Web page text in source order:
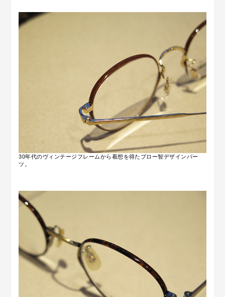
30年代のヴィンテージフレームから着想を得たブロー智デザインパー
ツ。